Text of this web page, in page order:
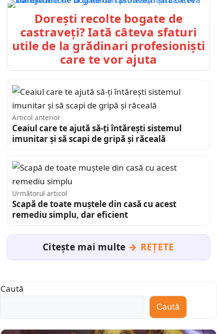
Dorești recolte bogate de
castraveți? Iată câteva sfaturi
utile de la grădinari profesioniști
care te vor ajuta
Articol anterior
Ceaiul care te ajută să-ți întărești sistemul
imunitar și să scapi de gripă și răceală
Următorul articol
Scapă de toate muștele din casă cu acest
remediu simplu, dar eficient
Citește mai multe REȚETE
Caută
Caută